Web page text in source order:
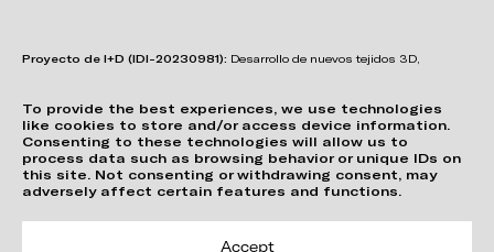
To provide the best experiences, we use technologies
like cookies to store and/or access device information.
Consenting to these technologies will allow us to
process data such as browsing behavior or unique IDs on
this site. Not consenting or withdrawing consent, may
adversely affect certain features and functions.
Accept
Proyecto de I+D (IDI-20230981): Desarrollo de nuevos tejidos 3D,